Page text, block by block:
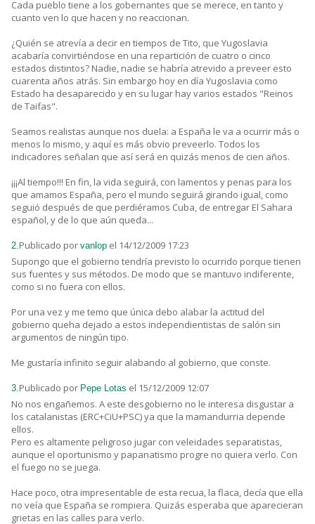
Cada pueblo tiene a los gobernantes que se merece, en tanto y
cuanto ven lo que hacen y no reaccionan.
¿Quién se atrevía a decir en tiempos de Tito, que Yugoslavia
acabaría convirtiéndose en una repartición de cuatro o cinco
estados distintos? Nadie, nadie se habría atrevido a preveer esto
cuarenta años atrás. Sin embargo hoy en día Yugoslavia como
Estado ha desaparecido y en su lugar hay varios estados "Reinos
de Taifas".
Seamos realistas aunque nos duela: a España le va a ocurrir más o
menos lo mismo, y aquí es más obvio preveerlo. Todos los
indicadores señalan que así será en quizás menos de cien años.
¡¡¡Al tiempo!!! En fin, la vida seguirá, con lamentos y penas para los
que amamos España, pero el mundo seguirá girando igual, como
seguió después de que perdiéramos Cuba, de entregar El Sahara
español, y de lo que aún queda...
2.Publicado por vanlop el 14/12/2009 17:23
Supongo que el gobierno tendría previsto lo ocurrido porque tienen
sus fuentes y sus métodos. De modo que se mantuvo indiferente,
como si no fuera con ellos.
Por una vez y me temo que única debo alabar la actitud del
gobierno queha dejado a estos independientistas de salón sin
argumentos de ningún tipo.
Me gustaría infinito seguir alabando al gobierno, que conste.
3.Publicado por Pepe Lotas el 15/12/2009 12:07
No nos engañemos. A este desgobierno no le interesa disgustar a
los catalanistas (ERC+CiU+PSC) ya que la mamandurria depende
ellos.
Pero es altamente peligroso jugar con veleidades separatistas,
aunque el oportunismo y papanatismo progre no quiera verlo. Con
el fuego no se juega.
Hace poco, otra impresentable de esta recua, la flaca, decía que ella
no veía que España se rompiera. Quizás esperaba que aparecieran
grietas en las calles para verlo.